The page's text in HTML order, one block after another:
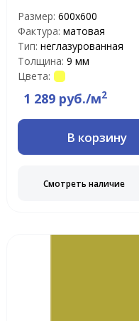
Размер: 600х600
Фактура: матовая
Тип: неглазурованная
Толщина: 9 мм
Цвета:
1 289 руб./м2
В корзину
Смотреть наличие